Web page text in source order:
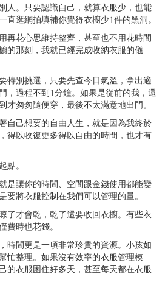
人。只要認識自己，就算衣服少，也能
直逛網拍填補你覺得衣櫥少1件的黑洞。
再花心思維持整齊，甚至也不用花時間
的那刻，我就已經完成收納衣服的儀
特別挑選，只要先查今日氣溫，拿出適
，過程不到1分鐘。如果是從前的我，還
才匆匆隨便穿，最後不太滿意地出門。
自己想要的自由人生，就是因為我終於
得以收復更多得以自由的時間，也才有
點。
是讓你的時間、空間跟金錢使用都能變
要將衣服控制在我們可以管理的量。
了才會乾，乾了還要收回衣櫥。有些衣
費時也花錢。
時間更是一項非常珍貴的資源。小孩如
忙整理。如果沒有效率的衣服管理模
的衣服困住好多天，甚至每天都在衣服